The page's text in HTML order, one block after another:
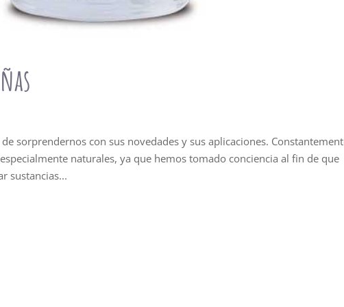
sorprendernos con sus novedades y sus aplicaciones.
naturales, ya que hemos tomado conciencia al fin de que
sustancias...